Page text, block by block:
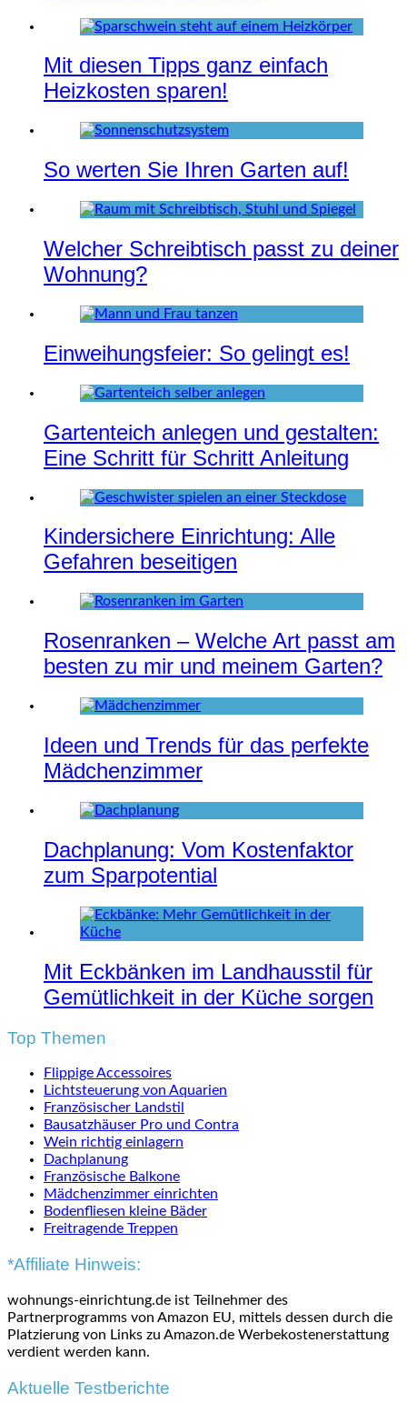
Mit diesen Tipps ganz einfach
Heizkosten sparen!
So werten Sie Ihren Garten auf!
Welcher Schreibtisch passt zu deiner
Wohnung?
Einweihungsfeier: So gelingt es!
Gartenteich anlegen und gestalten:
Eine Schritt für Schritt Anleitung
Kindersichere Einrichtung: Alle
Gefahren beseitigen
Rosenranken – Welche Art passt am
besten zu mir und meinem Garten?
Ideen und Trends für das perfekte
Mädchenzimmer
Dachplanung: Vom Kostenfaktor
zum Sparpotential
Mit Eckbänken im Landhausstil für
Gemütlichkeit in der Küche sorgen
Top Themen
Flippige Accessoires
Lichtsteuerung von Aquarien
Französischer Landstil
Bausatzhäuser Pro und Contra
Wein richtig einlagern
Dachplanung
Französische Balkone
Mädchenzimmer einrichten
Bodenfliesen kleine Bäder
Freitragende Treppen
*Affiliate Hinweis:
wohnungs-einrichtung.de ist Teilnehmer des
Partnerprogramms von Amazon EU, mittels dessen durch die
Platzierung von Links zu Amazon.de Werbekostenerstattung
verdient werden kann.
Aktuelle Testberichte